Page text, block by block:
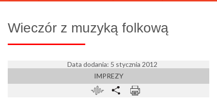
Wieczór z muzyką folkową
Data dodania: 5 stycznia 2012
IMPREZY